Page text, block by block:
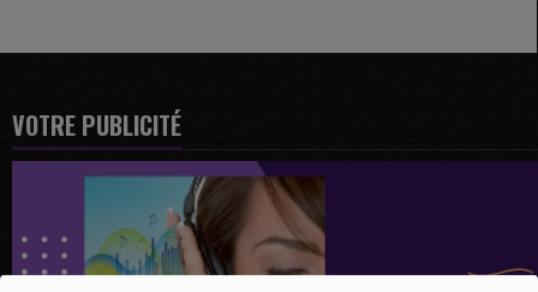
VOTRE PUBLICITÉ